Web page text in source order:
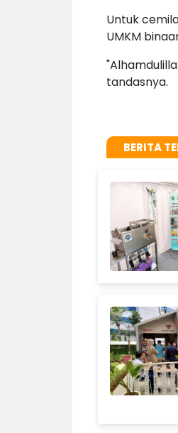
Untuk
UMKM
tandasnya.
BERITA